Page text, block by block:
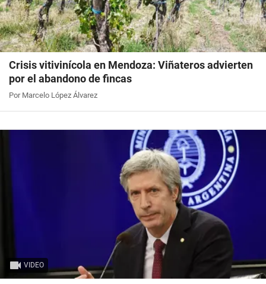
Crisis vitivinícola en Mendoza: Viñateros advierten
por el abandono de fincas
Por Marcelo López Álvarez
VIDEO